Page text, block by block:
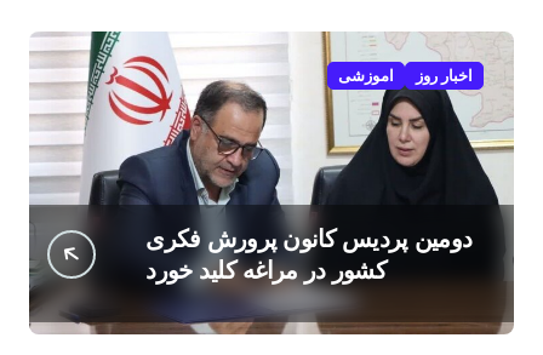
اخبار روز اموزشی
دومین پردیس کانون پرورش فکری
کشور در مراغه کلید خورد